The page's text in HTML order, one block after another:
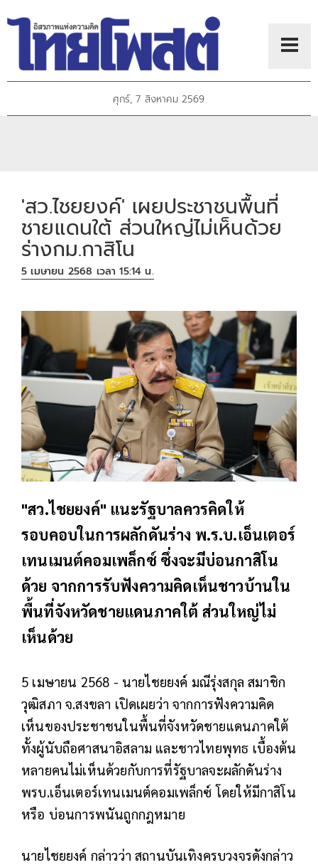
ศุกร์, 7 สิงหาคม 2569
'สว.ไชยยงค์' เผยประชาชนพื้นที่
ชายแดนใต้ ส่วนใหญ่ไม่เห็นด้วย
ร่างกม.กาสิโน
5 เมษายน 2568 เวลา 15:14 น.
"สว.ไชยยงค์" แนะรัฐบาลควรคิดให้
รอบคอบในการผลักดันร่าง พ.ร.บ.เอ็นเตอร์
เทนเมนต์คอมเพล็กซ์ ซึ่งจะมีบ่อนกาสิโน
ด้วย จากการรับฟังความคิดเห็นชาวบ้านใน
พื้นที่จังหวัดชายแดนภาคใต้ ส่วนใหญ่ไม่
เห็นด้วย
5 เมษายน 2568 - นายไชยยงค์ มณีรุ่งสกุล สมาชิก
วุฒิสภา จ.สงขลา เปิดเผยว่า จากการฟังความคิด
เห็นของประชาชนในพื้นที่จังหวัดชายแดนภาคใต้
ทั้งผู้นับถือศาสนาอิสลาม และชาวไทยพุทธ เบื้องต้น
หลายคนไม่เห็นด้วยกับการที่รัฐบาลจะผลักดันร่าง
พรบ.เอ็นเตอร์เทนเมนต์คอมเพล็กซ์ โดยให้มีกาสิโน
หรือ บ่อนการพนันถูกกฎหมาย
นายไชยยงค์ กล่าวว่า สถานบันเทิงครบวงจรดังกล่าว